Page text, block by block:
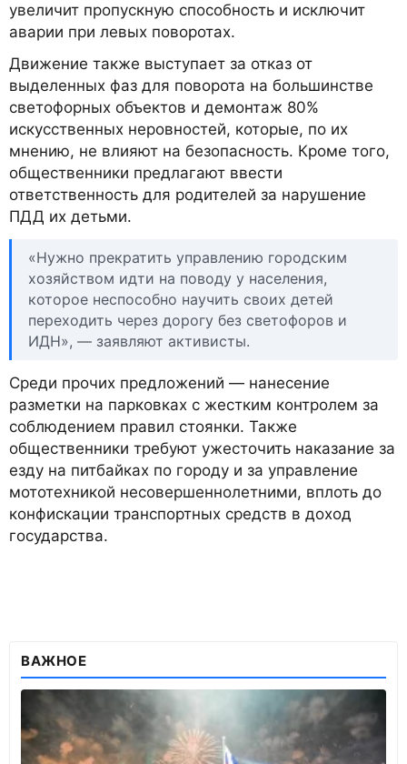
увеличит пропускную способность и исключит
аварии при левых поворотах.
Движение также выступает за отказ от
выделенных фаз для поворота на большинстве
светофорных объектов и демонтаж 80%
искусственных неровностей, которые, по их
мнению, не влияют на безопасность. Кроме того,
общественники предлагают ввести
ответственность для родителей за нарушение
ПДД их детьми.
«Нужно прекратить управлению городским
хозяйством идти на поводу у населения,
которое неспособно научить своих детей
переходить через дорогу без светофоров и
ИДН», — заявляют активисты.
Среди прочих предложений — нанесение
разметки на парковках с жестким контролем за
соблюдением правил стоянки. Также
общественники требуют ужесточить наказание за
езду на питбайках по городу и за управление
мототехникой несовершеннолетними, вплоть до
конфискации транспортных средств в доход
государства.
ВАЖНОЕ